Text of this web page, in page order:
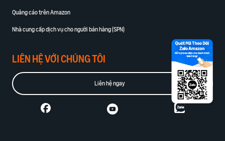
Quảng cáo trên Amazon
Nhà cung cấp dịch vụ cho người bán hàng (SPN)
LIÊN HỆ VỚI CHÚNG TÔI
Liên hệ ngay